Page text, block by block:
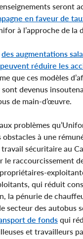
seront
en faveur de
à l’approche de la
des augmentations
réduire les
que ces modèles
devenus
de main-d’œuvre.
problèmes
obstacles à une
sécuritaire au
le raccourcissement
qui réduit
la pénurie de
secteur des autobus
de fonds qui
et travailleurs